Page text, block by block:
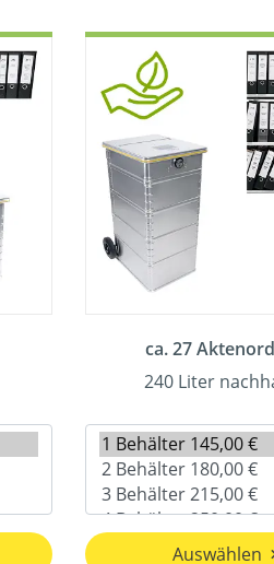
ca. 27
240 Liter
Auswählen